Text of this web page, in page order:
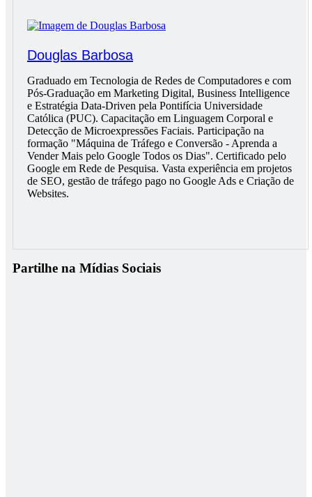
Douglas Barbosa
Graduado em Tecnologia de Redes de Computadores e com
Pós-Graduação em Marketing Digital, Business Intelligence
e Estratégia Data-Driven pela Pontifícia Universidade
Católica (PUC). Capacitação em Linguagem Corporal e
Detecção de Microexpressões Faciais. Participação na
formação "Máquina de Tráfego e Conversão - Aprenda a
Vender Mais pelo Google Todos os Dias". Certificado pelo
Google em Rede de Pesquisa. Vasta experiência em projetos
de SEO, gestão de tráfego pago no Google Ads e Criação de
Websites.
Partilhe na Mídias Sociais